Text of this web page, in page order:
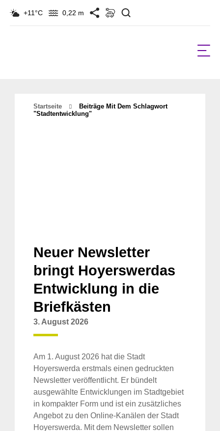
+11°C 0,22 m
Startseite
Beiträge Mit Dem Schlagwort
"Stadtentwicklung"
Neuer Newsletter
bringt Hoyerswerdas
Entwicklung in die
Briefkästen
3. August 2026
Am 1. August 2026 hat die Stadt
Hoyerswerda erstmals einen gedruckten
Newsletter veröffentlicht. Er bündelt
ausgewählte Entwicklungen im Stadtgebiet
in kompakter Form und ist ein zusätzliches
Angebot zu den Online-Kanälen der Stadt
Hoyerswerda. Mit dem Newsletter sollen